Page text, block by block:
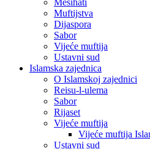
Muftijstva
Dijaspora
Sabor
Vijeće muftija
Ustavni sud
Islamska zajednica
O Islamskoj zajednici
Reisu-l-ulema
Sabor
Rijaset
Vijeće muftija
Vijeće muftija
Ustavni sud